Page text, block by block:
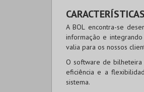
A BOL encontra-se
informação e
valia para os nossos
O software de bilheteira
eficiência e a
sistema.